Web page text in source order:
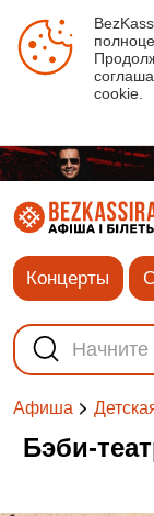
cookie.
Концерты
Афиша
Бэби-